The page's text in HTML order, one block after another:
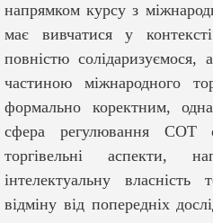
напрямком курсу з
має вивчатися
у
повністю
частиною міжнародного
формально коректним,
сфера регулювання СОТ
торгівельні аспекти,
інтелектуальну власність
відміну від попередніх